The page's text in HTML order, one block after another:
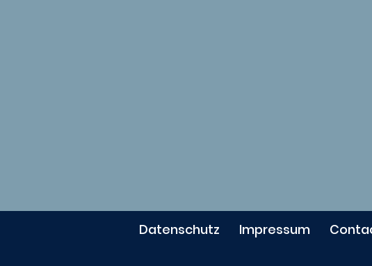
Datenschutz Impressum